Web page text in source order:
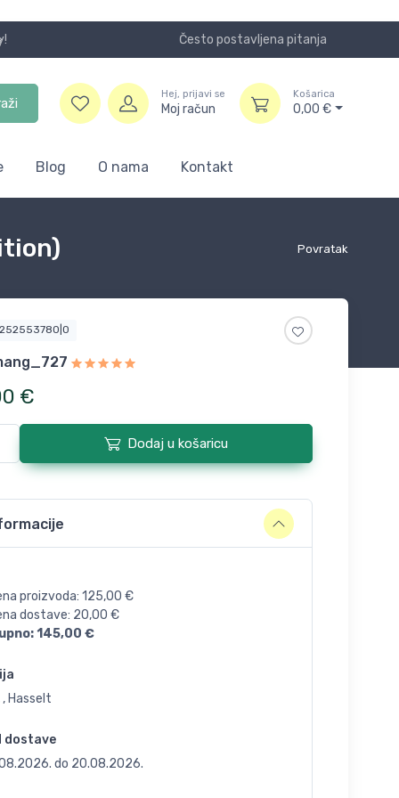
Često postavljena pitanja
Hej, prijavi se
Moj račun
Košarica
0,00 €
Blog O nama Kontakt
Povratak
€
Dodaj u košaricu
proizvoda: 125,00 €
dostave: 20,00 €
145,00 €
, Hasselt
dostave
do 20.08.2026.